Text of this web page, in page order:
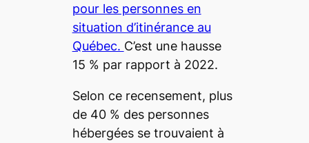
pour les personnes en
situation d’itinérance au
Québec. C’est une hausse
15 % par rapport à 2022.
Selon ce recensement, plus
de 40 % des personnes
hébergées se trouvaient à